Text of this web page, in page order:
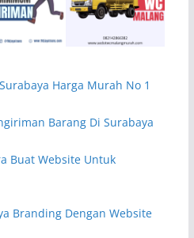
Harga Murah No 1
Barang Di Surabaya
Buat Website Untuk
Branding Dengan Website